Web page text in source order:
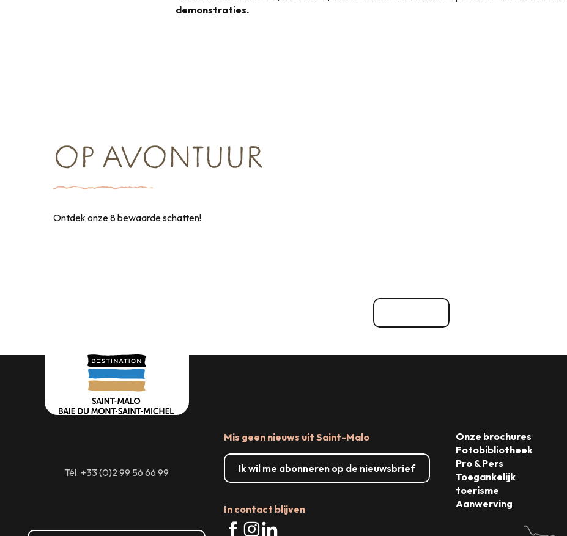
demonstraties.
OP AVONTUUR
Ontdek onze 8 bewaarde schatten!
Tél. +33 (0)2 99 56 66 99
Mis geen nieuws uit Saint-Malo
Ik wil me abonneren op de nieuwsbrief
In contact blijven
Onze brochures
Fotobibliotheek
Pro & Pers
Toegankelijk
toerisme
Aanwerving